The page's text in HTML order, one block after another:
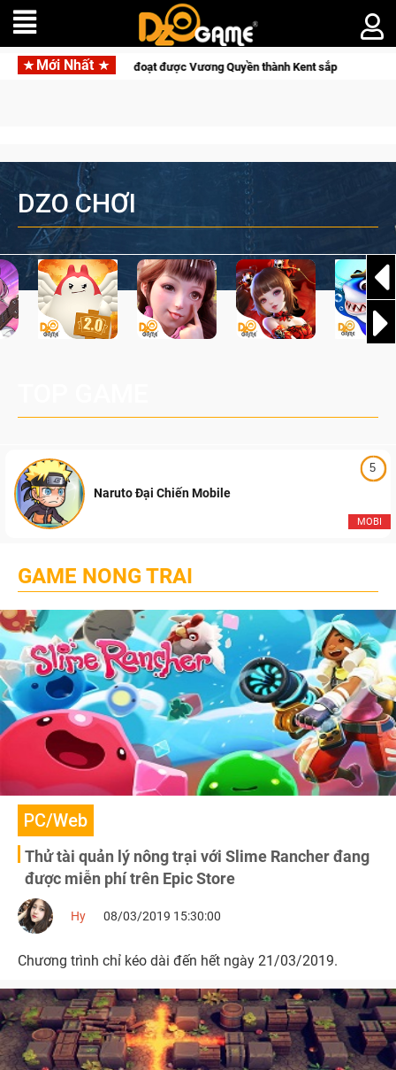
Mới Nhất
Quyền thành Kent sắp tới! Medal Hunter: Game bắn súng
DZO CHƠI
5
MOBI
Naruto Đại Chiến Mobile
GAME NONG TRAI
PC/Web
Thử tài quản lý nông trại với Slime Rancher đang
được miễn phí trên Epic Store
Hy 08/03/2019 15:30:00
Chương trình chỉ kéo dài đến hết ngày 21/03/2019.